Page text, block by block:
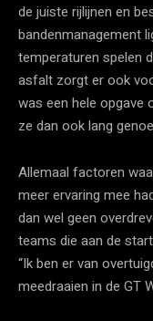
de juiste rijlijnen en
bandenmanagement
temperaturen spelen
asfalt zorgt er ook
was een hele opgave
ze dan ook lang
Allemaal factoren
meer ervaring mee
dan wel geen
teams die aan de
“Ik ben er van
meedraaien in de GT